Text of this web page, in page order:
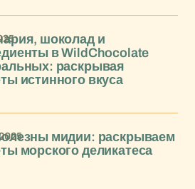
шоколад и
в WildChocolate
раскрывая
истинного вкуса
мидии: раскрываем
морского деликатеса